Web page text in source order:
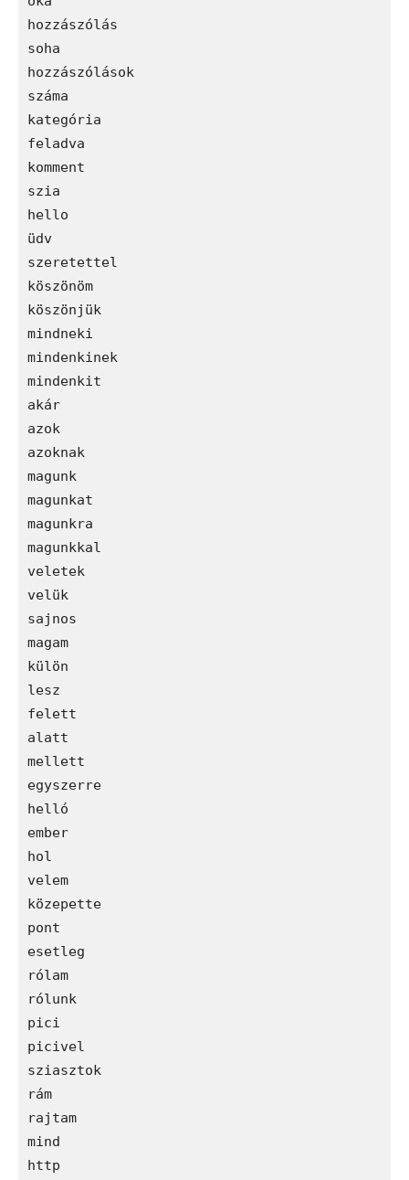
hozzászólás
soha
hozzászólások
száma
kategória
feladva
komment
szia
hello
üdv
szeretettel
köszönöm
köszönjük
mindneki
mindenkinek
mindenkit
akár
azok
azoknak
magunk
magunkat
magunkra
magunkkal
veletek
velük
sajnos
magam
külön
lesz
felett
alatt
mellett
egyszerre
helló
ember
hol
velem
közepette
pont
esetleg
rólam
rólunk
pici
picivel
sziasztok
rám
rajtam
mind
http